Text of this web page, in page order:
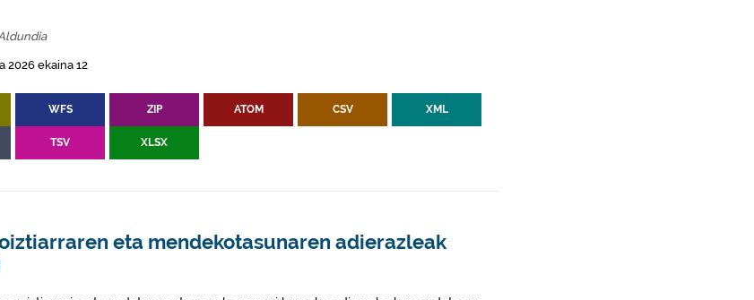
2026 ekaina 12
WFS ZIP ATOM CSV XML
TSV XLSX
eta mendekotasunaren adierazleak